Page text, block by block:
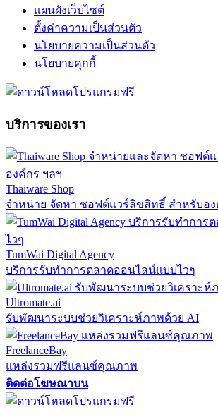
แผนผังเว็บไซต์
ตั้งค่าความเป็นส่วนตัว
นโยบายความเป็นส่วนตัว
นโยบายคุกกี้
บริการของเรา
Thaiware Shop
จำหน่าย จัดหา ซอฟต์แวร์ลิขสิทธิ์ สำหรับอง
TumWai Digital Agency
บริการรับทำการตลาดออนไลน์แบบไวๆ
Ultromate.ai
รับพัฒนาระบบช่วยวิเคราะห์ภาพด้วย AI
FreelanceBay
แหล่งรวมฟรีแลนซ์คุณภาพ
ติดต่อโฆษณาบน